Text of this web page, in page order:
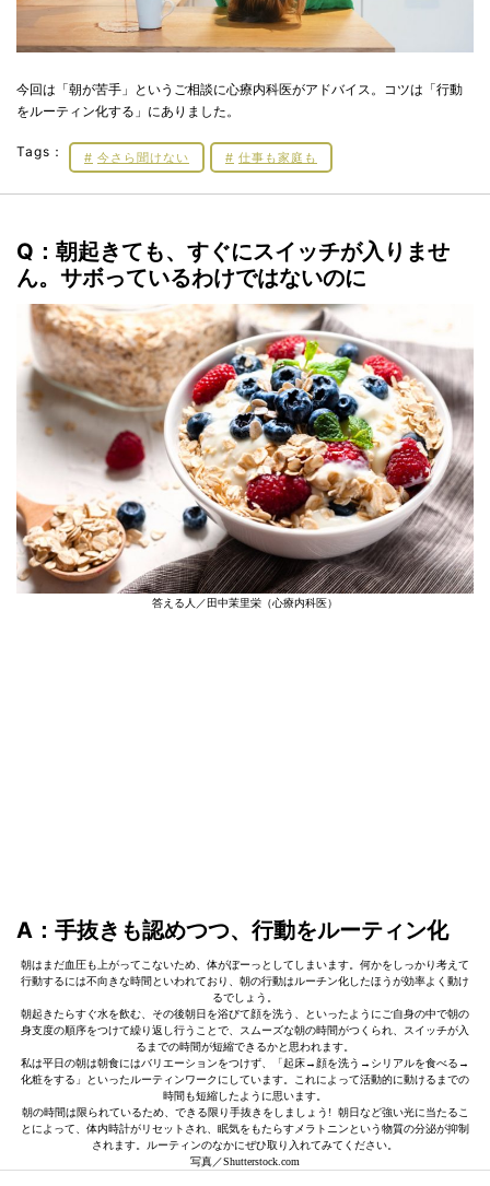
今回は「朝が苦手」というご相談に心療内科医がアドバイス。コツは「行動
をルーティン化する」にありました。
Tags： 今さら聞けない 仕事も家庭も
Q：朝起きても、すぐにスイッチが入りませ
ん。サボっているわけではないのに
答える人／田中茉里栄（心療内科医）
A：手抜きも認めつつ、行動をルーティン化
朝はまだ血圧も上がってこないため、体がぼーっとしてしまいます。何かをしっかり考えて
行動するには不向きな時間といわれており、朝の行動はルーチン化したほうが効率よく動け
るでしょう。
朝起きたらすぐ水を飲む、その後朝日を浴びて顔を洗う、といったようにご自身の中で朝の
身支度の順序をつけて繰り返し行うことで、スムーズな朝の時間がつくられ、スイッチが入
るまでの時間が短縮できるかと思われます。
私は平日の朝は朝食にはバリエーションをつけず、「起床→顔を洗う→シリアルを食べる→
化粧をする」といったルーティンワークにしています。これによって活動的に動けるまでの
時間も短縮したように思います。
朝の時間は限られているため、できる限り手抜きをしましょう! 朝日など強い光に当たるこ
とによって、体内時計がリセットされ、眠気をもたらすメラトニンという物質の分泌が抑制
されます。ルーティンのなかにぜひ取り入れてみてください。
写真／Shutterstock.com